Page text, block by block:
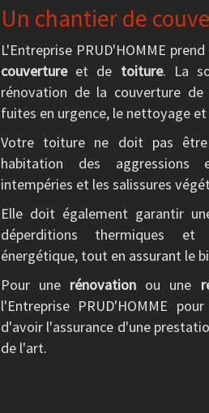
Un chantier de
L'Entreprise PRUD'HOMME
couvertureet de toiture. La
rénovation de la couverture
fuites en urgence, le nettoyage
Votre toiture ne doit pas
habitation des aggressions
intempéries et les salissures
Elle doit également garantir
déperditions thermiques et
énergétique, tout en assurant le
Pour une rénovation ou une
l'Entreprise PRUD'HOMME
d'avoir l'assurance d'une
de l'art.